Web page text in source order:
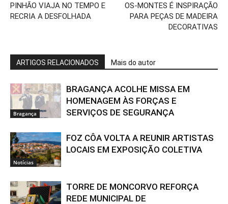
PINHÃO VIAJA NO TEMPO E
RECRIA A DESFOLHADA
OS-MONTES É INSPIRAÇÃO
PARA PEÇAS DE MADEIRA
DECORATIVAS
ARTIGOS RELACIONADOS Mais do autor
Bragança
BRAGANÇA ACOLHE MISSA EM
HOMENAGEM ÀS FORÇAS E
SERVIÇOS DE SEGURANÇA
Notícias
FOZ CÔA VOLTA A REUNIR ARTISTAS
LOCAIS EM EXPOSIÇÃO COLETIVA
TORRE DE MONCORVO REFORÇA
REDE MUNICIPAL DE